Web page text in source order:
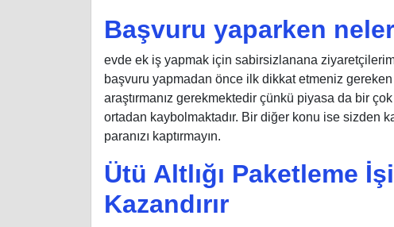
Başvuru yaparken
evde ek iş yapmak için sabirsizlanana
başvuru yapmadan önce ilk dikkat etmeniz
araştırmanız gerekmektedir çünkü piyasa da bir
ortadan kaybolmaktadır. Bir diğer konu ise sizden
paranızı kaptırmayın.
Ütü Altlığı Paketleme
Kazandırır